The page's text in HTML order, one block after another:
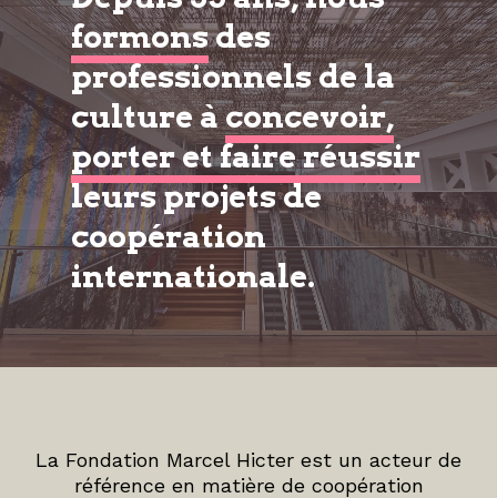
formonsdes
professionnels de la
culture àconcevoir,
porter et faire réussir
leurs projets de
coopération
internationale.
La Fondation Marcel Hicter est un acteur de
référence en matière de coopération